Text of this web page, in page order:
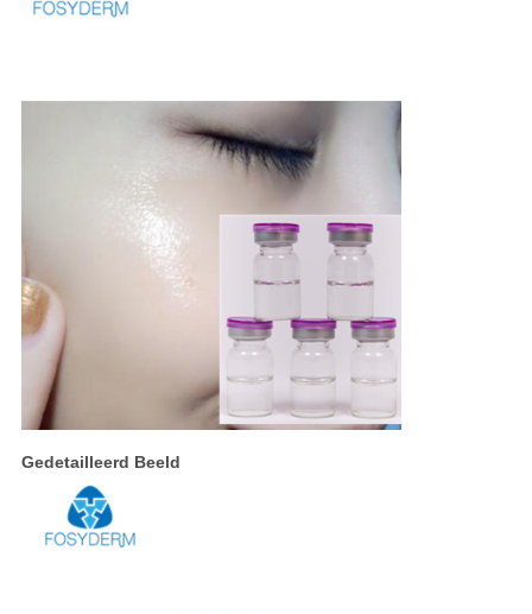
Gedetailleerd Beeld